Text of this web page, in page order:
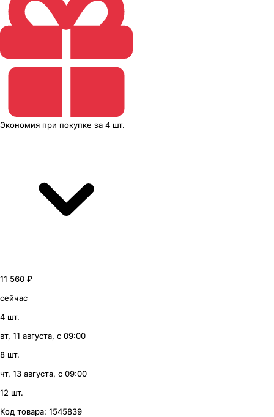
Экономия при покупке за 4 шт.
11 560 ₽
сейчас
4 шт.
вт, 11 августа, с 09:00
8 шт.
чт, 13 августа, с 09:00
12 шт.
Код товара: 1545839